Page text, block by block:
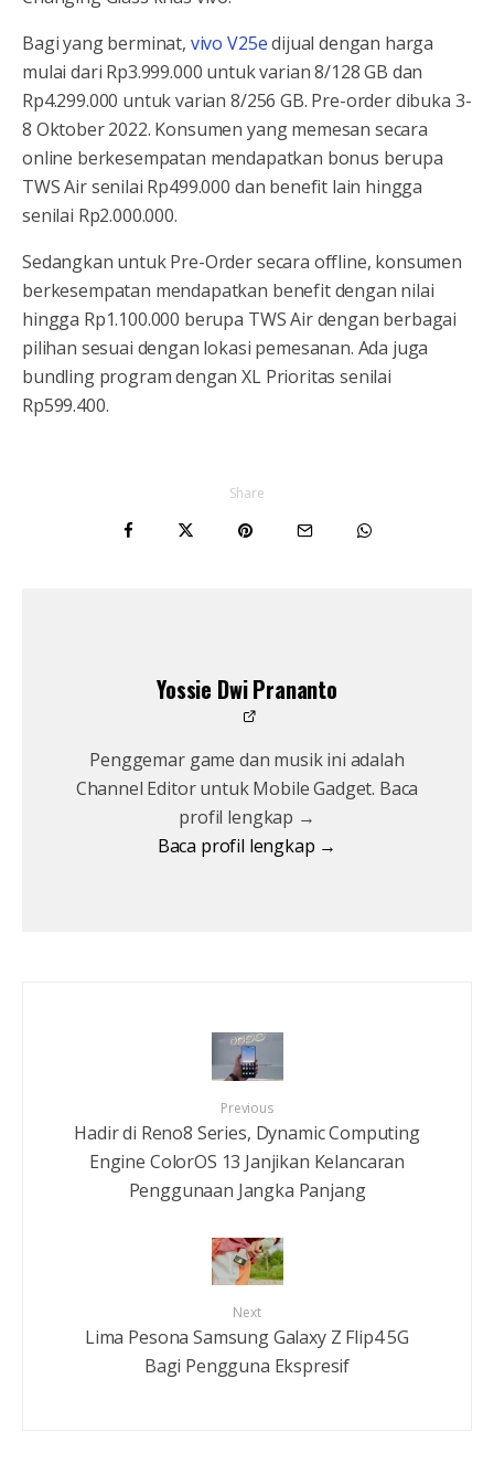
Bagi yang berminat, vivo V25edijual dengan harga
mulai dari Rp3.999.000 untuk varian 8/128 GB dan
Rp4.299.000 untuk varian 8/256 GB. Pre-order dibuka 3-
8 Oktober 2022. Konsumen yang memesan secara
online berkesempatan mendapatkan bonus berupa
TWS Air senilai Rp499.000 dan benefit lain hingga
senilai Rp2.000.000.
Sedangkan untuk Pre-Order secara offline, konsumen
berkesempatan mendapatkan benefit dengan nilai
hingga Rp1.100.000 berupa TWS Air dengan berbagai
pilihan sesuai dengan lokasi pemesanan. Ada juga
bundling program dengan XL Prioritas senilai
Rp599.400.
Share
Yossie Dwi Prananto
Penggemar game dan musik ini adalah
Channel Editor untuk Mobile Gadget. Baca
profil lengkap →
Baca profil lengkap →
Previous
Hadir di Reno8 Series, Dynamic Computing
Engine ColorOS 13 Janjikan Kelancaran
Penggunaan Jangka Panjang
Next
Lima Pesona Samsung Galaxy Z Flip4 5G
Bagi Pengguna Ekspresif